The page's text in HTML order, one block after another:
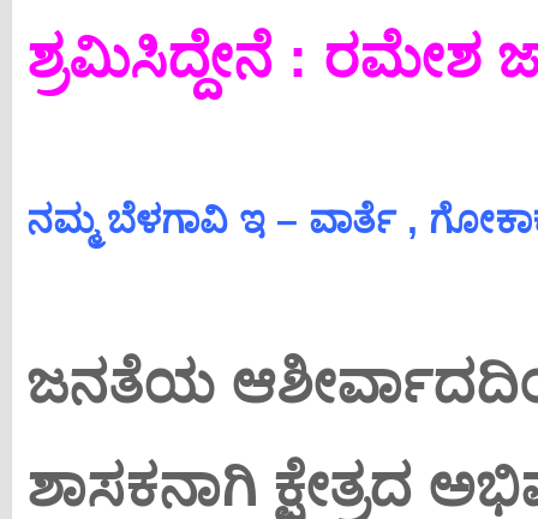
ಶ್ರಮಿಸಿದ್ದೇನೆ : ರಮೇಶ
ನಮ್ಮ ಬೆಳಗಾವಿ ಇ – ವಾರ್ತೆ ,
ಜನತೆಯ
ಶಾಸಕನಾಗಿ ಕ್ಷೇತ್ರದ